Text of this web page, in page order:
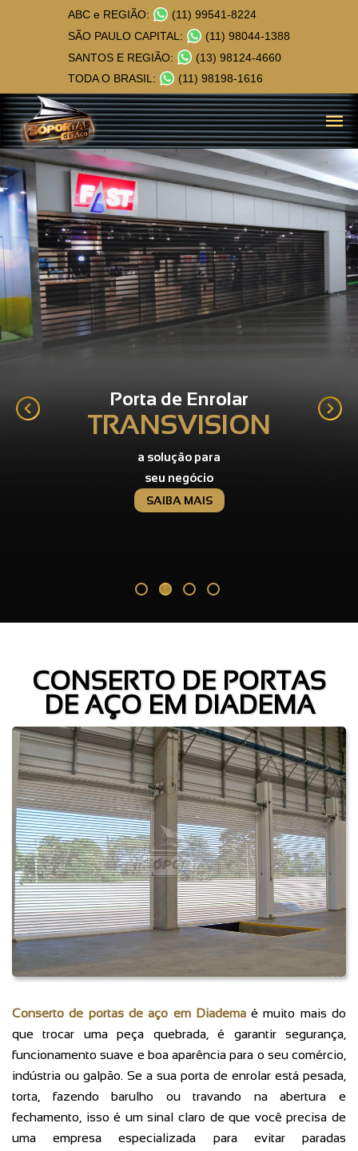
ABC e REGIÃO:
(11) 99541-8224
SÃO PAULO CAPITAL:
(11) 98044-1388
SANTOS E REGIÃO:
(13) 98124-4660
TODA O BRASIL:
(11) 98198-1616
Porta de Enrolar
TRANSVISION
a solução para
seu negócio
SAIBA MAIS
CONSERTO DE PORTAS
DE AÇO EM DIADEMA
Conserto de portas de aço em Diademaé muito mais do
que trocar uma peça quebrada, é garantir segurança,
funcionamento suave e boa aparência para o seu comércio,
indústria ou galpão. Se a sua porta de enrolar está pesada,
torta, fazendo barulho ou travando na abertura e
fechamento, isso é um sinal claro de que você precisa de
uma empresa especializada para evitar paradas